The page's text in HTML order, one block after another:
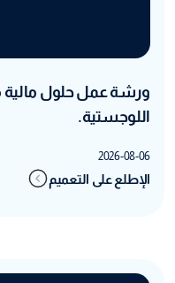
ورشة عمل حلول مالية
اللوجستية.
2026-08-06
الإطلع على التعميم